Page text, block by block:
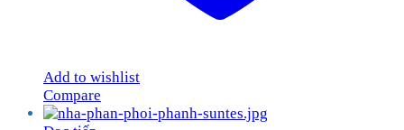
Add to wishlist
Compare